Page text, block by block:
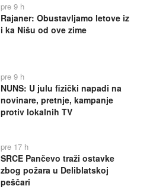
pre 9 h
Rajaner: Obustavljamo letove iz
i ka Nišu od ove zime
pre 9 h
NUNS: U julu fizički napadi na
novinare, pretnje, kampanje
protiv lokalnih TV
pre 17 h
SRCE Pančevo traži ostavke
zbog požara u Deliblatskoj
peščari